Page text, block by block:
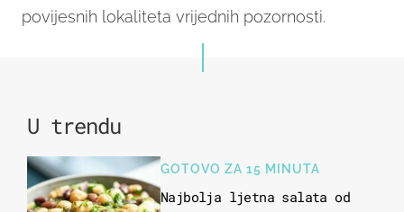
povijesnih lokaliteta vrijednih pozornosti.
U trendu
GOTOVO ZA 15 MINUTA
Najbolja ljetna salata od